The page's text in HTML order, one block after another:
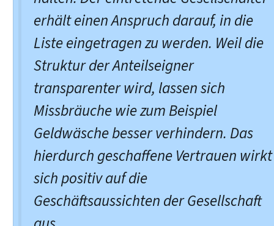
erhält einen Anspruch darauf, in die
Liste eingetragen zu werden. Weil die
Struktur der Anteilseigner
transparenter wird, lassen sich
Missbräuche wie zum Beispiel
Geldwäsche besser verhindern. Das
hierdurch geschaffene Vertrauen wirkt
sich positiv auf die
Geschäftsaussichten der Gesellschaft